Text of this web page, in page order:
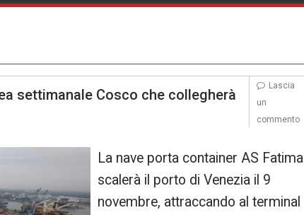
settimanale Cosco che collegherà
La nave porta container AS Fatima
scalerà il porto di Venezia il 9
novembre, attraccando al terminal
Lascia
un
commento